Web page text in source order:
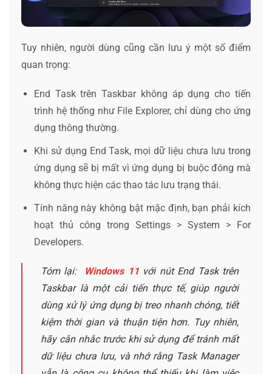
Tuy nhiên, người dùng cũng cần lưu ý một số điểm
quan trọng:
End Task trên Taskbar không áp dụng cho tiến
trình hệ thống như File Explorer, chỉ dùng cho ứng
dụng thông thường.
Khi sử dụng End Task, mọi dữ liệu chưa lưu trong
ứng dụng sẽ bị mất vì ứng dụng bị buộc đóng mà
không thực hiện các thao tác lưu trạng thái.
Tính năng này không bật mặc định, bạn phải kích
hoạt thủ công trong Settings > System > For
Developers.
Tóm lại: Windows 11với nút End Task trên
Taskbar là một cải tiến thực tế, giúp người
dùng xử lý ứng dụng bị treo nhanh chóng, tiết
kiệm thời gian và thuận tiện hơn. Tuy nhiên,
hãy cân nhắc trước khi sử dụng để tránh mất
dữ liệu chưa lưu, và nhớ rằng Task Manager